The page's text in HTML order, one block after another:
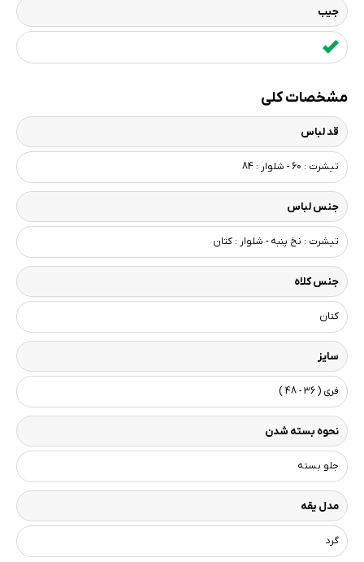
جیب
مشخصات کلی
قد لباس
تیشرت : 60 - شلوار : 84
جنس لباس
تیشرت : نخ پنبه - شلوار : کتان
جنس کلاه
کتان
سایز
فری ( 36 - 48 )
نحوه بسته شدن
جلو بسته
مدل یقه
گرد